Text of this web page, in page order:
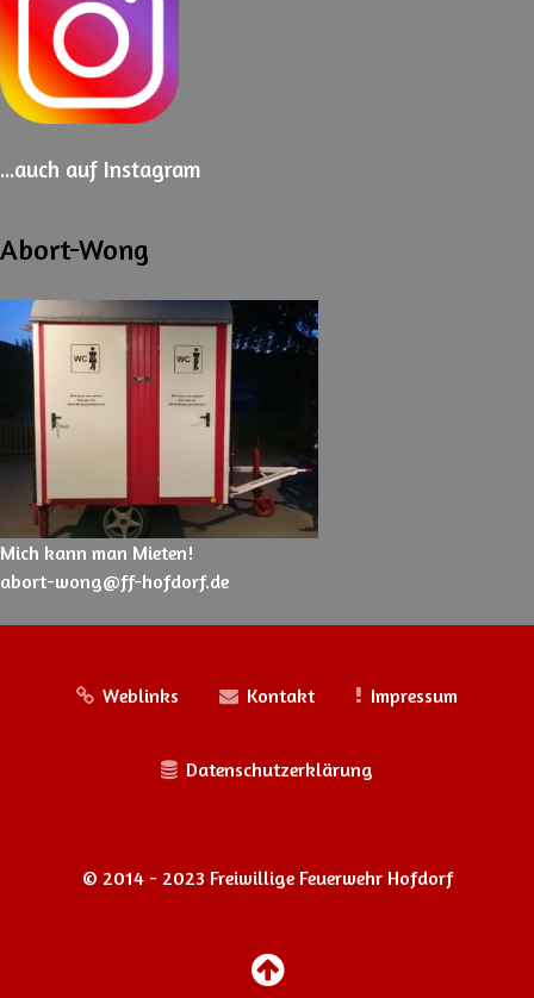
...auch auf Instagram
Abort-Wong
Mich kann man Mieten!
abort-wong@ff-hofdorf.de
Weblinks Kontakt Impressum
Datenschutzerklärung
© 2014 - 2023 Freiwillige Feuerwehr Hofdorf